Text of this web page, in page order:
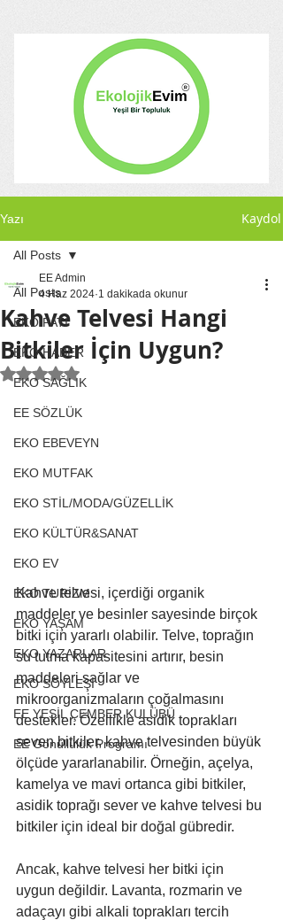
Yazı Kaydol
All Posts
EKO PATİ
EKO HABER
EKO SAĞLIK
EE SÖZLÜK
EKO EBEVEYN
EKO MUTFAK
EKO STİL/MODA/GÜZELLİK
EKO KÜLTÜR&SANAT
EKO EV
EKO TURİZM
EKO YAŞAM
EKO YAZARLAR
EKO SÖYLEŞİ
EE YEŞİL ÇEMBER KULÜBÜ
EE Gönüllülük Programı
All Posts
Kahve Telvesi Hangi
Bitkiler İçin Uygun?
EE Admin
4 Haz 2024 1 dakikada okunur
5 üzerinden NaN yıldız
Kahve telvesi, içerdiği organik
maddeler ve besinler sayesinde birçok
bitki için yararlı olabilir. Telve, toprağın
su tutma kapasitesini artırır, besin
maddeleri sağlar ve
mikroorganizmaların çoğalmasını
destekler. Özellikle asidik toprakları
seven bitkiler, kahve telvesinden büyük
ölçüde yararlanabilir. Örneğin, açelya,
kamelya ve mavi ortanca gibi bitkiler,
asidik toprağı sever ve kahve telvesi bu
bitkiler için ideal bir doğal gübredir.
Ancak, kahve telvesi her bitki için
uygun değildir. Lavanta, rozmarin ve
adaçayı gibi alkali toprakları tercih